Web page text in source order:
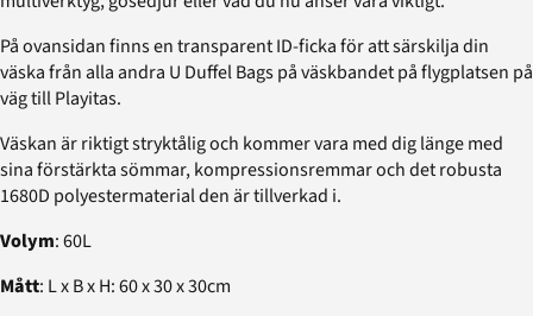
På ovansidan finns en transparent ID-ficka för att särskilja din
väska från alla andra U Duffel Bags på väskbandet på flygplatsen på
väg till Playitas.
Väskan är riktigt stryktålig och kommer vara med dig länge med
sina förstärkta sömmar, kompressionsremmar och det robusta
1680D polyestermaterial den är tillverkad i.
Volym: 60L
Mått: L x B x H: 60 x 30 x 30cm